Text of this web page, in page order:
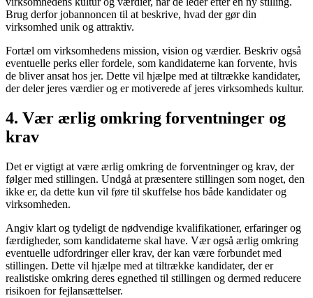
Brug derfor jobannoncen til at beskrive, hvad der gør din
virksomhed unik og attraktiv.
Fortæl om virksomhedens mission, vision og værdier. Beskriv også
eventuelle perks eller fordele, som kandidaterne kan forvente, hvis
de bliver ansat hos jer. Dette vil hjælpe med at tiltrække kandidater,
der deler jeres værdier og er motiverede af jeres virksomheds kultur.
4. Vær ærlig omkring forventninger og
krav
Det er vigtigt at være ærlig omkring de forventninger og krav, der
følger med stillingen. Undgå at præsentere stillingen som noget, den
ikke er, da dette kun vil føre til skuffelse hos både kandidater og
virksomheden.
Angiv klart og tydeligt de nødvendige kvalifikationer, erfaringer og
færdigheder, som kandidaterne skal have. Vær også ærlig omkring
eventuelle udfordringer eller krav, der kan være forbundet med
stillingen. Dette vil hjælpe med at tiltrække kandidater, der er
realistiske omkring deres egnethed til stillingen og dermed reducere
risikoen for fejlansættelser.